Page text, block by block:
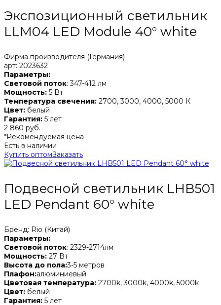
Экспозиционный светильник
LLM04 LED Module 40° white
Фирма производителя (Германия)
арт: 2023632
Параметры:
Световой поток: 347-412 лм
Мощность: 5 Вт
Температура свечения: 2700, 3000, 4000, 5000 К
Цвет: белый
Гарантия: 5 лет
2 860 руб.
*Рекомендуемая цена
Есть в наличии
Купить оптомЗаказать
Подвесной светильник LHB501
LED Pendant 60° white
Бренд: Rio (Китай)
Параметры:
Световой поток: 2329-2714лм
Мощность: 27 Вт
Высота до пола:3-5 метров
Плафон:алюминиевый
Цветовая температура: 2700k, 3000k, 4000k, 5000k
Цвет: белый
Гарантия: 5 лет